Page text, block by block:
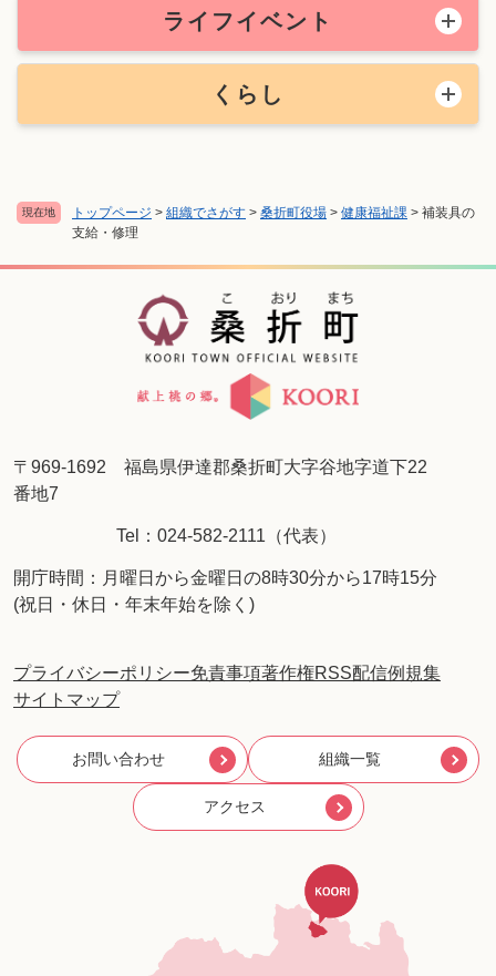
現在地 トップページ > 組織でさがす > 桑折町役場 > 健康福祉課 > 補装具の
支給・修理
ライフイベント
くらし
〒969-1692 福島県伊達郡桑折町大字谷地字道下22
番地7
Tel：024-582-2111（代表）
開庁時間：月曜日から金曜日の8時30分から17時15分
(祝日・休日・年末年始を除く)
プライバシーポリシー免責事項著作権RSS配信例規集
サイトマップ
お問い合わせ 組織一覧
アクセス